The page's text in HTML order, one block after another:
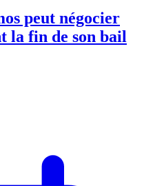
peut négocier
la fin de son bail